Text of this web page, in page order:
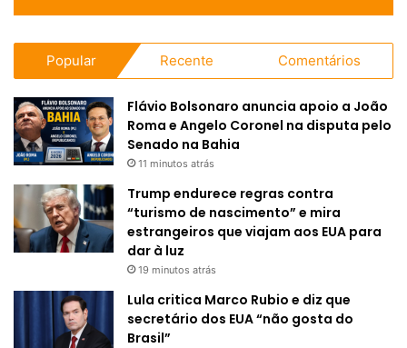
Popular Recente Comentários
Flávio Bolsonaro anuncia apoio a João
Roma e Angelo Coronel na disputa pelo
Senado na Bahia
11 minutos atrás
Trump endurece regras contra
“turismo de nascimento” e mira
estrangeiros que viajam aos EUA para
dar à luz
19 minutos atrás
Lula critica Marco Rubio e diz que
secretário dos EUA “não gosta do
Brasil”